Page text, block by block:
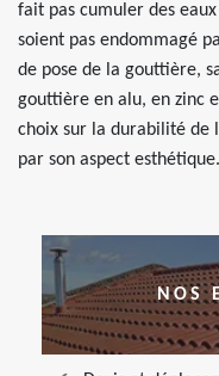
fait pas cumuler des
soient pas endommagé
de pose de la gouttière,
gouttière en alu, en zinc
choix sur la durabilité de
par son aspect esthétique.
NOS